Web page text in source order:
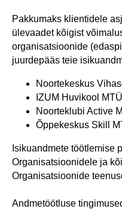
Pakkumaks klientidele
ülevaadet kõigist
organisatsioonide
juurdepääs teie
Noortekeskus
IZUM Huvikool
Noorteklubi Active
Õppekeskus Skill
Isikuandmete töötlemise
Organisatsioonidele ja
Organisatsioonide
Andmetöötluse